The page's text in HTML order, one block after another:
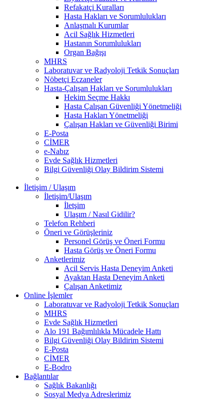
Refakatçi Kuralları
Hasta Hakları ve Sorumlulukları
Anlaşmalı Kurumlar
Acil Sağlık Hizmetleri
Hastanın Sorumlulukları
Organ Bağışı
MHRS
Laboratuvar ve Radyoloji Tetkik Sonuçları
Nöbetçi Eczaneler
Hasta-Çalışan Hakları ve Sorumlulukları
Hekim Seçme Hakkı
Hasta Çalışan Güvenliği Yönetmeliği
Hasta Hakları Yönetmeliği
Çalışan Hakları ve Güvenliği Birimi
E-Posta
CİMER
e-Nabız
Evde Sağlık Hizmetleri
Bilgi Güvenliği Olay Bildirim Sistemi
İletişim / Ulaşım
İletişim/Ulaşım
İletşim
Ulaşım / Nasıl Gidilir?
Telefon Rehberi
Öneri ve Görüşleriniz
Personel Görüş ve Öneri Formu
Hasta Görüş ve Öneri Formu
Anketlerimiz
Acil Servis Hasta Deneyim Anketi
Ayaktan Hasta Deneyim Anketi
Çalışan Anketimiz
Online İşlemler
Laboratuvar ve Radyoloji Tetkik Sonuçları
MHRS
Evde Sağlık Hizmetleri
Alo 191 Bağımlılıkla Mücadele Hattı
Bilgi Güvenliği Olay Bildirim Sistemi
E-Posta
CİMER
E-Bodro
Bağlantılar
Sağlık Bakanlığı
Sosyal Medya Adreslerimiz